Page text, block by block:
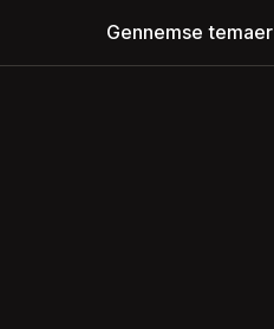
Gennemse temaer